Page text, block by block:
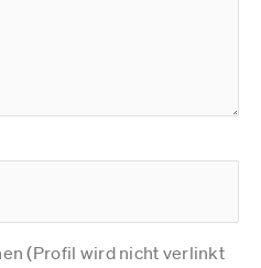
(Profil wird nicht verlinkt